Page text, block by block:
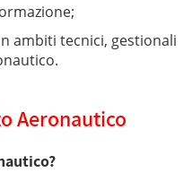
ambiti tecnici, gestionali
Aeronautico